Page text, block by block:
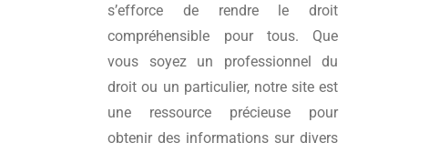
s’efforce de rendre le droit
compréhensible pour tous. Que
vous soyez un professionnel du
droit ou un particulier, notre site est
une ressource précieuse pour
obtenir des informations sur divers